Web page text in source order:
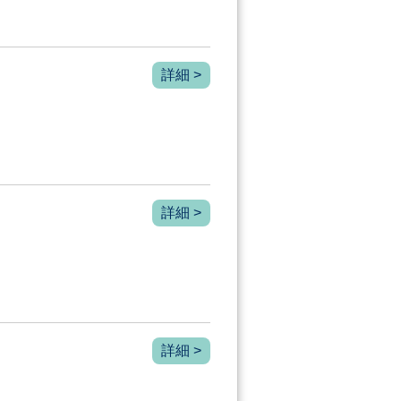
詳細 >
詳細 >
詳細 >